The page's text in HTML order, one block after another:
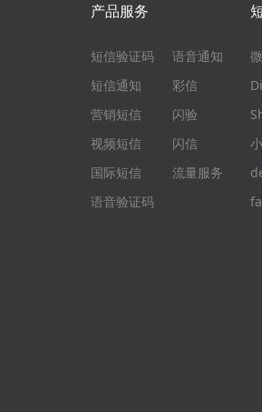
产品服务
短信验证码
短信通知
营销短信
视频短信
国际短信
语音验证码
语音通知
彩信
闪验
闪信
流量服务